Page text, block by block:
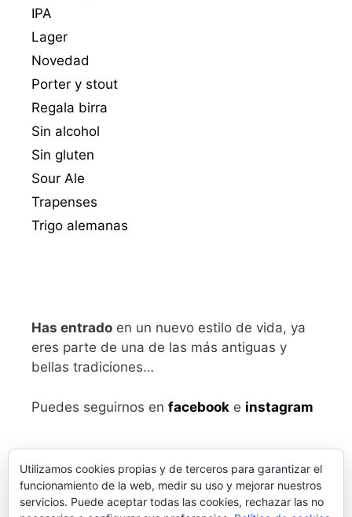
IPA
Lager
Novedad
Porter y stout
Regala birra
Sin alcohol
Sin gluten
Sour Ale
Trapenses
Trigo alemanas
Has entrado en un nuevo estilo de vida, ya
eres parte de una de las más antiguas y
bellas tradiciones…
Puedes seguirnos en facebook e instagram
Utilizamos cookies propias y de terceros para garantizar el
funcionamiento de la web, medir su uso y mejorar nuestros
servicios. Puede aceptar todas las cookies, rechazar las no